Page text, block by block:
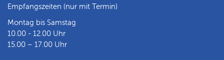
Empfangszeiten (nur mit Termin)
Montag bis Samstag
10.00 - 12.00 Uhr
15.00 – 17.00 Uhr